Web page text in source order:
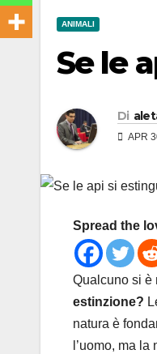
ANIMALI
Se le
Di
APR
Spread the
Qualcuno si è
estinzione?
natura è
l’uomo, ma la